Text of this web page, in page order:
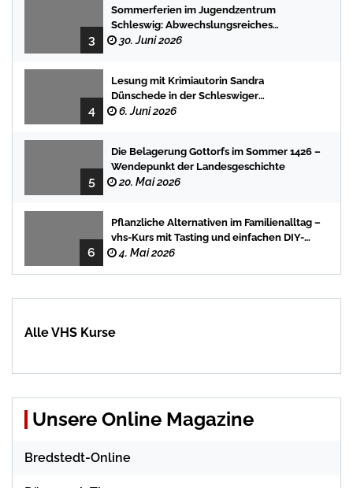
3
Sommerferien im Jugendzentrum
Schleswig: Abwechslungsreiches
Programm für Kinder und Jugendliche
30. Juni 2026
4
Lesung mit Krimiautorin Sandra
Dünschede in der Schleswiger
Stadtbücherei
6. Juni 2026
5
Die Belagerung Gottorfs im Sommer 1426 –
Wendepunkt der Landesgeschichte
20. Mai 2026
6
Pflanzliche Alternativen im Familienalltag –
vhs-Kurs mit Tasting und einfachen DIY-
Rezepten
4. Mai 2026
Alle VHS Kurse
Unsere Online Magazine
Bredstedt-Online